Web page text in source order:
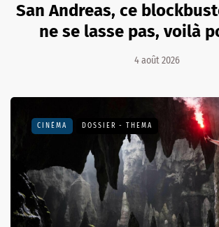
San Andreas, ce
ne se lasse pas, voilà
4 août 2026
CINÉMA DOSSIER - THEMA